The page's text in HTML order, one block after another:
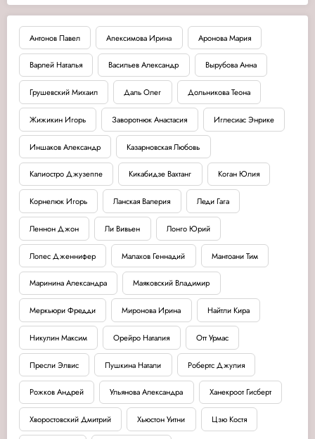
Антонов Павел Апексимова Ирина Аронова Мария
Варлей Наталья Васильев Александр Вырубова Анна
Грушевский Михаил Даль Олег Дольникова Теона
Жижикин Игорь Заворотнюк Анастасия Иглесиас Энрике
Иншаков Александр Казарновская Любовь
Калиостро Джузеппе Кикабидзе Вахтанг Коган Юлия
Корнелюк Игорь Ланская Валерия Леди Гага
Леннон Джон Ли Вивьен Лонго Юрий
Лопес Дженнифер Малахов Геннадий Мантоани Тим
Маринина Александра Маяковский Владимир
Меркьюри Фредди Миронова Ирина Найтли Кира
Никулин Максим Орейро Наталия Отт Урмас
Пресли Элвис Пушкина Натали Робертс Джулия
Рожков Андрей Ульянова Александра Ханекроот Гисберт
Хворостовский Дмитрий Хьюстон Уитни Цзю Костя